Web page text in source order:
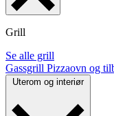
Grill
Se alle grill
Gassgrill Pizzaovn og
Uterom og interiør